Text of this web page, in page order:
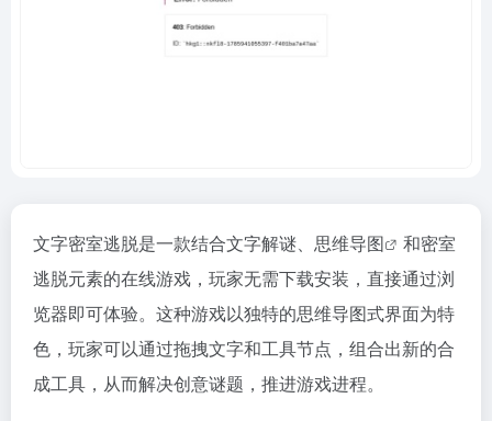
文字密室逃脱是一款结合文字解谜、 思维导图
和密室
逃脱元素的在线游戏，玩家无需下载安装，直接通过浏
览器即可体验。这种游戏以独特的思维导图式界面为特
色，玩家可以通过拖拽文字和工具节点，组合出新的合
成工具，从而解决创意谜题，推进游戏进程。